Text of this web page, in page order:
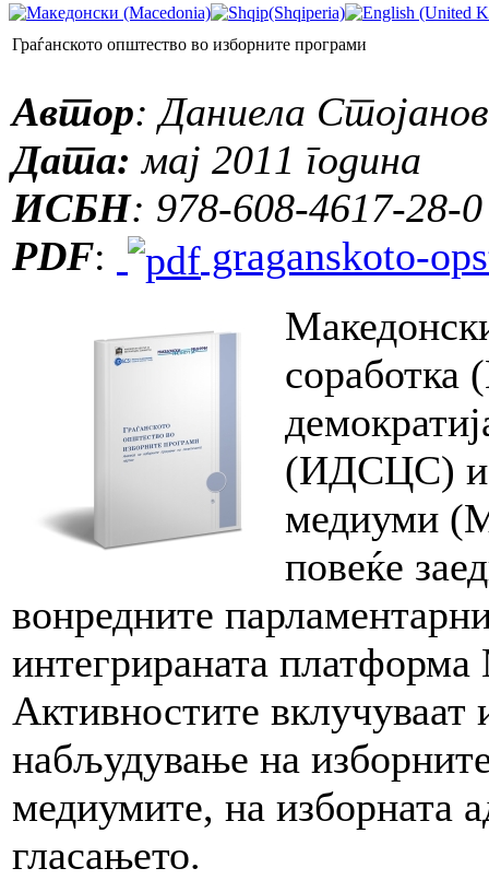
Граѓанското општество во изборните програми
Автор: Даниела
Дата: мај 2011 година
ИСБН: 978-608-4617-28-0
PDF:
graganskoto-
(ИДСЦС) и
медиуми
повеќе
вонредните
интегрираната
Активностите
набљудување на
медиумите, на изборната
гласањето.